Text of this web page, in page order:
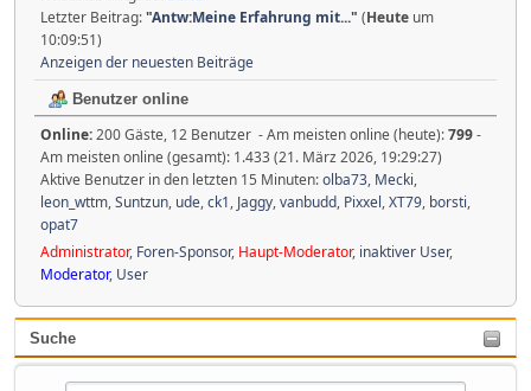
Suche
Letzter Beitrag:"Antw:Meine Erfahrung mit..." (Heute um
10:09:51)
Anzeigen der neuesten Beiträge
Benutzer online
Online:200 Gäste, 12 Benutzer - Am meisten online (heute):799-
Am meisten online (gesamt): 1.433 (21. März 2026, 19:29:27)
Aktive Benutzer in den letzten 15 Minuten:olba73, Mecki,
leon_wttm,Suntzun, ude,ck1, Jaggy,vanbudd, Pixxel,XT79, borsti,
opat7
Administrator, Foren-Sponsor, Haupt-Moderator, inaktiver User,
Moderator, User